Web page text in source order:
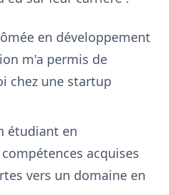
en développement
m'a permis de
chez une startup
étudiant en
acquises
vers un domaine en